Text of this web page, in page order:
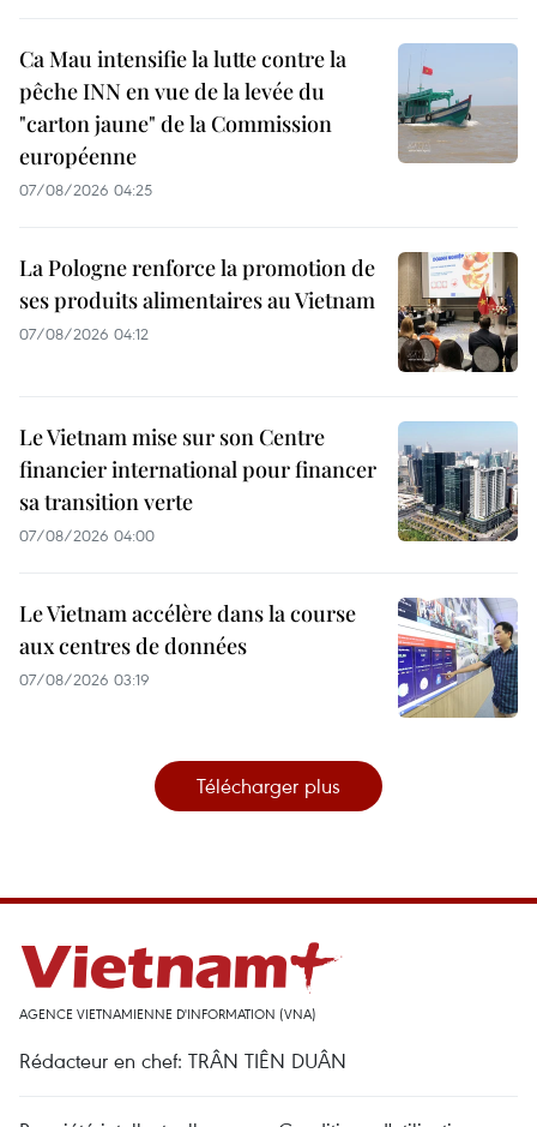
Ca Mau intensifie la lutte contre la
pêche INN en vue de la levée du
"carton jaune" de la Commission
européenne
07/08/2026 04:25
La Pologne renforce la promotion de
ses produits alimentaires au Vietnam
07/08/2026 04:12
Le Vietnam mise sur son Centre
financier international pour financer
sa transition verte
07/08/2026 04:00
Le Vietnam accélère dans la course
aux centres de données
07/08/2026 03:19
Télécharger plus
AGENCE VIETNAMIENNE D'INFORMATION (VNA)
Rédacteur en chef: TRÂN TIÊN DUÂN